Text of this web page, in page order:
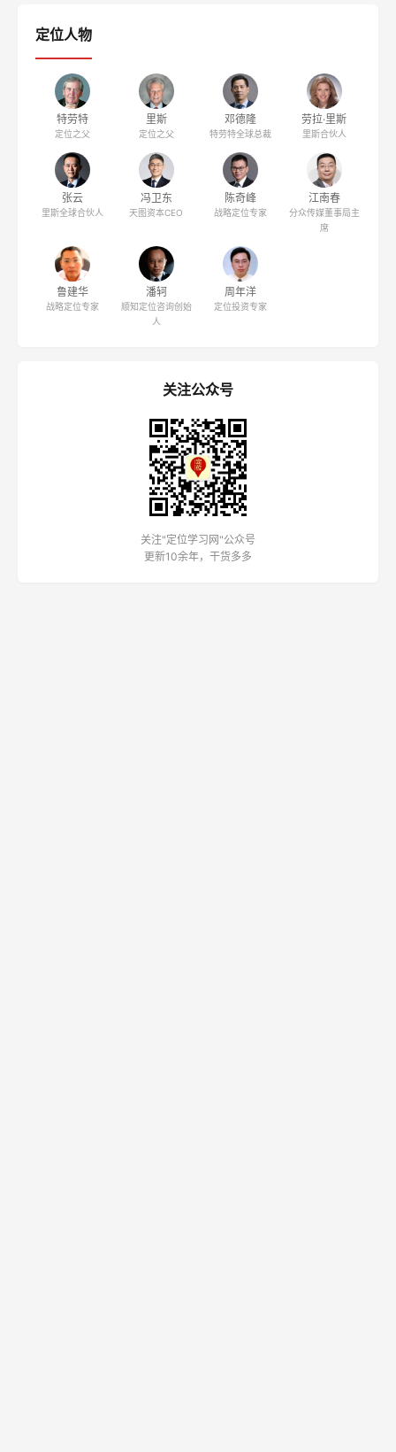
定位人物
特劳特
定位之父
里斯
定位之父
邓德隆
特劳特全球总裁
劳拉·里斯
里斯合伙人
张云
里斯全球合伙人
冯卫东
天图资本CEO
陈奇峰
战略定位专家
江南春
分众传媒董事局主
席
鲁建华
战略定位专家
潘轲
顺知定位咨询创始
人
周年洋
定位投资专家
关注公众号
关注"定位学习网"公众号
更新10余年，干货多多